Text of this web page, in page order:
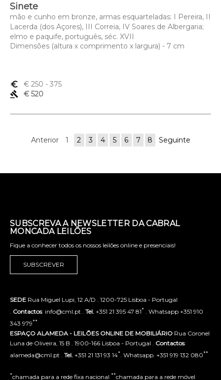
Sinete
mão e cunho em bronze, armas esquarteladas: I Pereira, II
Lacerda (dos Açores), III Correia, IV Soares de Albergaria;
elmo e paquife, português, séc. XVII
Dimensões (altura x comprimento x largura) - 7 cm
euro_symbol € 250 - 375
gavel
€ 520
Anterior 1 2 3 4 5 6 7 8 Seguinte
SUBSCREVA A NEWSLETTER DA CABRAL
MONCADA LEILÕES
Fique a conhecer todos os nossos leilões online e presenciais!
SUBSCREVER
SEDE Rua Miguel Lupi, 12 A/D . 1200-725 Lisboa - Portugal
. Contactos: info@cml.pt . Tel. +351 21 395 47 81* . Whatsapp +351 910
343 979**
ESPAÇO ALAMEDA - LEILÕES ONLINE DE MOBILIÁRIO Rua Coronel
Luna de Oliveira, 15 B . 1900-166 Lisboa - Portugal . Contactos:
alameda@cml.pt . Tel. +351 21 131 93 14*. Whatsapp. +351 919 132 080**
*chamada para a rede fixa nacional **chamada para a rede móvel